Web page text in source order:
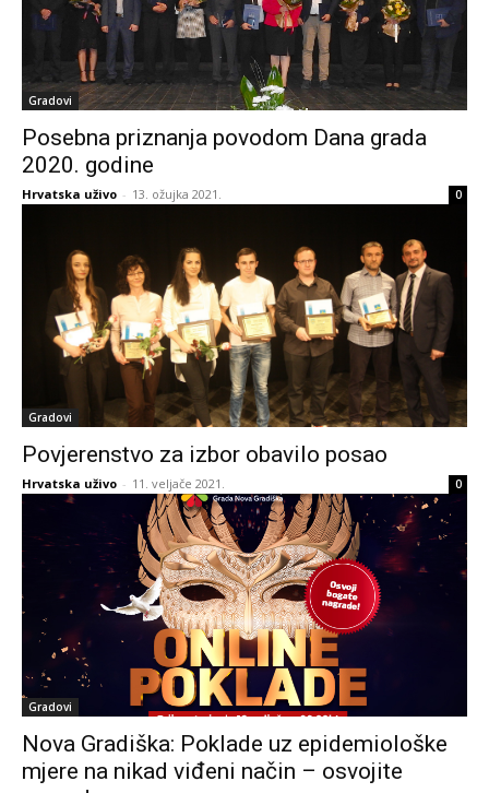
Gradovi
Posebna priznanja povodom Dana grada
2020. godine
Hrvatska uživo - 13. ožujka 2021. 0
Gradovi
Povjerenstvo za izbor obavilo posao
Hrvatska uživo - 11. veljače 2021. 0
Gradovi
Nova Gradiška: Poklade uz epidemiološke
mjere na nikad viđeni način – osvojite